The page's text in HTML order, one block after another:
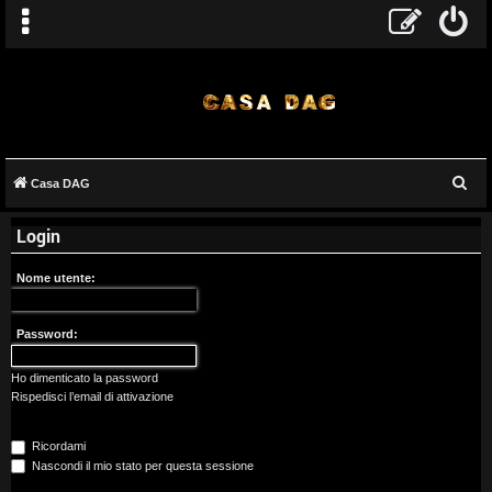
r
g
o
m
e
n
t
Casa DAG
Login
Nome utente:
Password:
Ho dimenticato la password
Rispedisci l’email di attivazione
Ricordami
Nascondi il mio stato per questa sessione